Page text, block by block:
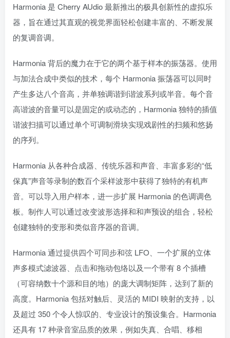
Harmonia 是 Cherry AUdio 最新推出的极具创新性的虚拟乐
器，旨在通过其直观的视觉界面轻松创建丰富的、不断发展
的复调音调。
Harmonia 背后的魔力在于它的两个基于样本的振荡器。使用
与加法​​合成中类似的技术，每个 Harmonia 振荡器可以同时
产生多达八个音高，并单独调谐到谐波系列或半音。每个音
高谐波的音量可以是固定的或动态的，Harmonia 独特的插值
谐波扫描可以通过单个可调制滑块实现戏剧性的扫频和悠扬
的序列。
Harmonia 从各种合成器、传统乐器和声音、丰富多彩的“低
保真”声音等录制的数百个采样波形中获得了独特的有机声
音。可以导入用户样本，进一步扩展 Harmonia 的色调调色
板。制作人可以通过改变波形选择和和声预设的组合，轻松
创建独特的变形和类似音序器的音调。
Harmonia 通过提供四个可同步和弦 LFO、一个扩展的立体
声多模式滤波器、点击和拖动包络以及一个带有 8 个插槽
（可容纳数十个源和目的地）的庞大调制矩阵，达到了新的
高度。Harmonia 包括对触后、灵活的 MIDI 映射的支持，以
及超过 350 个令人惊叹的、专业设计的预设集合。Harmonia
还具有 17 种录音室品质的效果，例如失真、合唱、移相